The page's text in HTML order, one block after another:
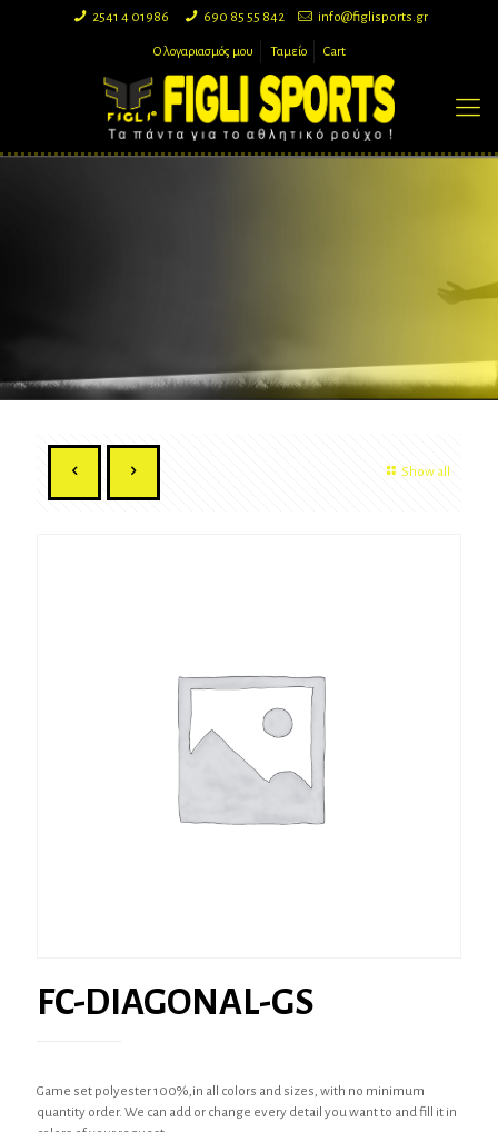
2541 4 01986 690 85 55 842 info@figlisports.gr
Ο λογαριασμός μου Ταμείο Cart
Show all
FC-DIAGONAL-GS
Game set polyester 100%,in all colors and sizes, with no minimum
quantity order. We can add or change every detail you want to and fill it in